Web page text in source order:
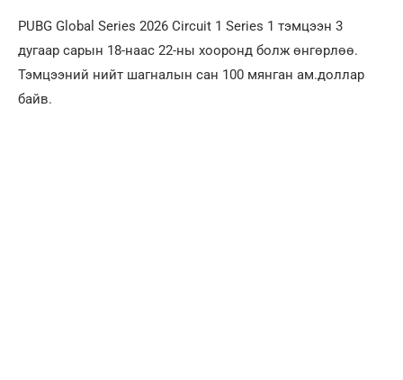
PUBG Global Series 2026 Circuit 1 Series 1 тэмцээн 3
дугаар сарын 18-наас 22-ны хооронд болж өнгөрлөө.
Тэмцээний нийт шагналын сан 100 мянган ам.доллар
байв.